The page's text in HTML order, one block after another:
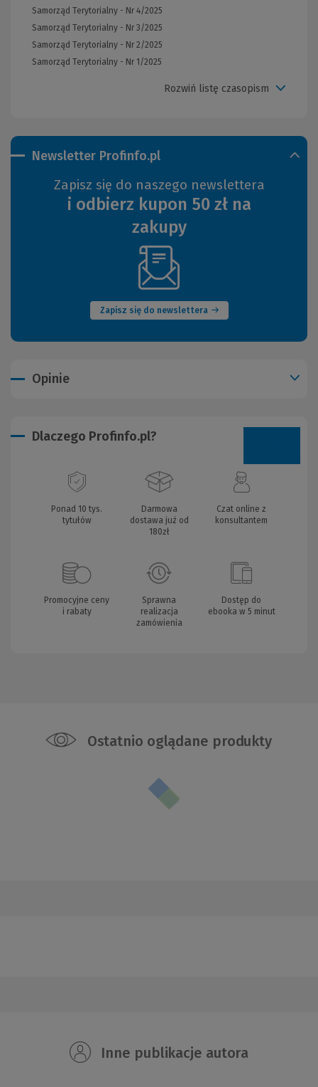
Newsletter Profinfo.pl
Zapisz się do naszego newslettera
i odbierz kupon 50 zł na
zakupy
Zapisz się do newslettera
(Nowe
okno)
Samorząd Terytorialny - Nr 4/2025
Samorząd Terytorialny - Nr 3/2025
Samorząd Terytorialny - Nr 2/2025
Samorząd Terytorialny - Nr 1/2025
Rozwiń listę czasopism
Opinie
Dlaczego Profinfo.pl?
Ponad 10 tys.
tytułów
Darmowa
dostawa już od
180zł
Czat online z
konsultantem
Promocyjne ceny
i rabaty
Sprawna
realizacja
zamówienia
Dostęp do
ebooka w 5 minut
Ostatnio oglądane produkty
Inne publikacje autora